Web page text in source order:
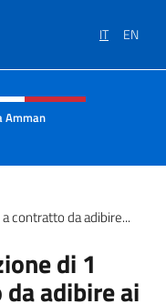
IT EN
e menù
Amman
contratto da adibire...
di 1
adibire ai